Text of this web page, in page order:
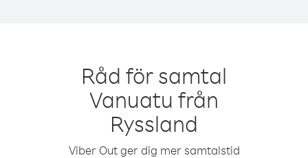
Råd för samtal
Vanuatu från
Ryssland
Viber Out ger dig mer samtalstid